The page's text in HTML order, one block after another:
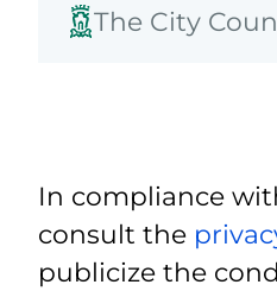
The City
In compliance
consult the
publicize the